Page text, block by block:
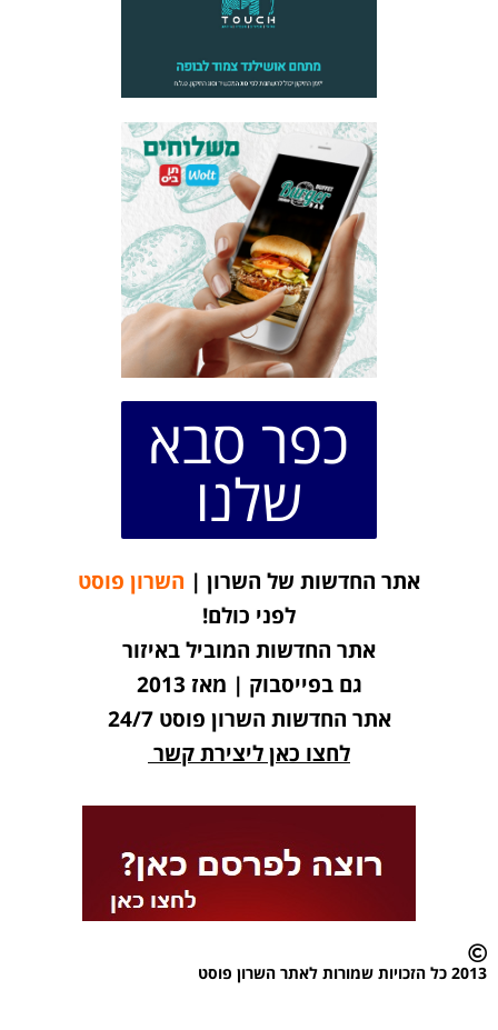
כפר סבא
שלנו
אתר החדשות של השרון | השרון פוסט
לפני כולם!
אתר החדשות המוביל באיזור
גם בפייסבוק | מאז 2013
אתר החדשות השרון פוסט 24/7
לחצו כאן ליצירת קשר
2013 כל הזכויות שמורות לאתר השרון פוסט